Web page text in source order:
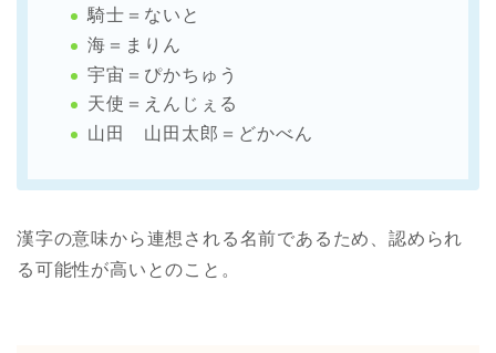
騎士＝ないと
海＝まりん
宇宙＝ぴかちゅう
天使＝えんじぇる
山田 山田太郎＝どかべん
漢字の意味から連想される名前であるため、認められ
る可能性が高いとのこと。